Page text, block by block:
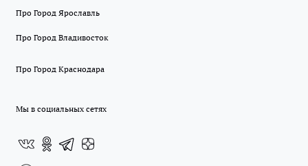
Про Город Ярославль
Про Город Владивосток
Про Город Краснодара
Мы в социальных сетях